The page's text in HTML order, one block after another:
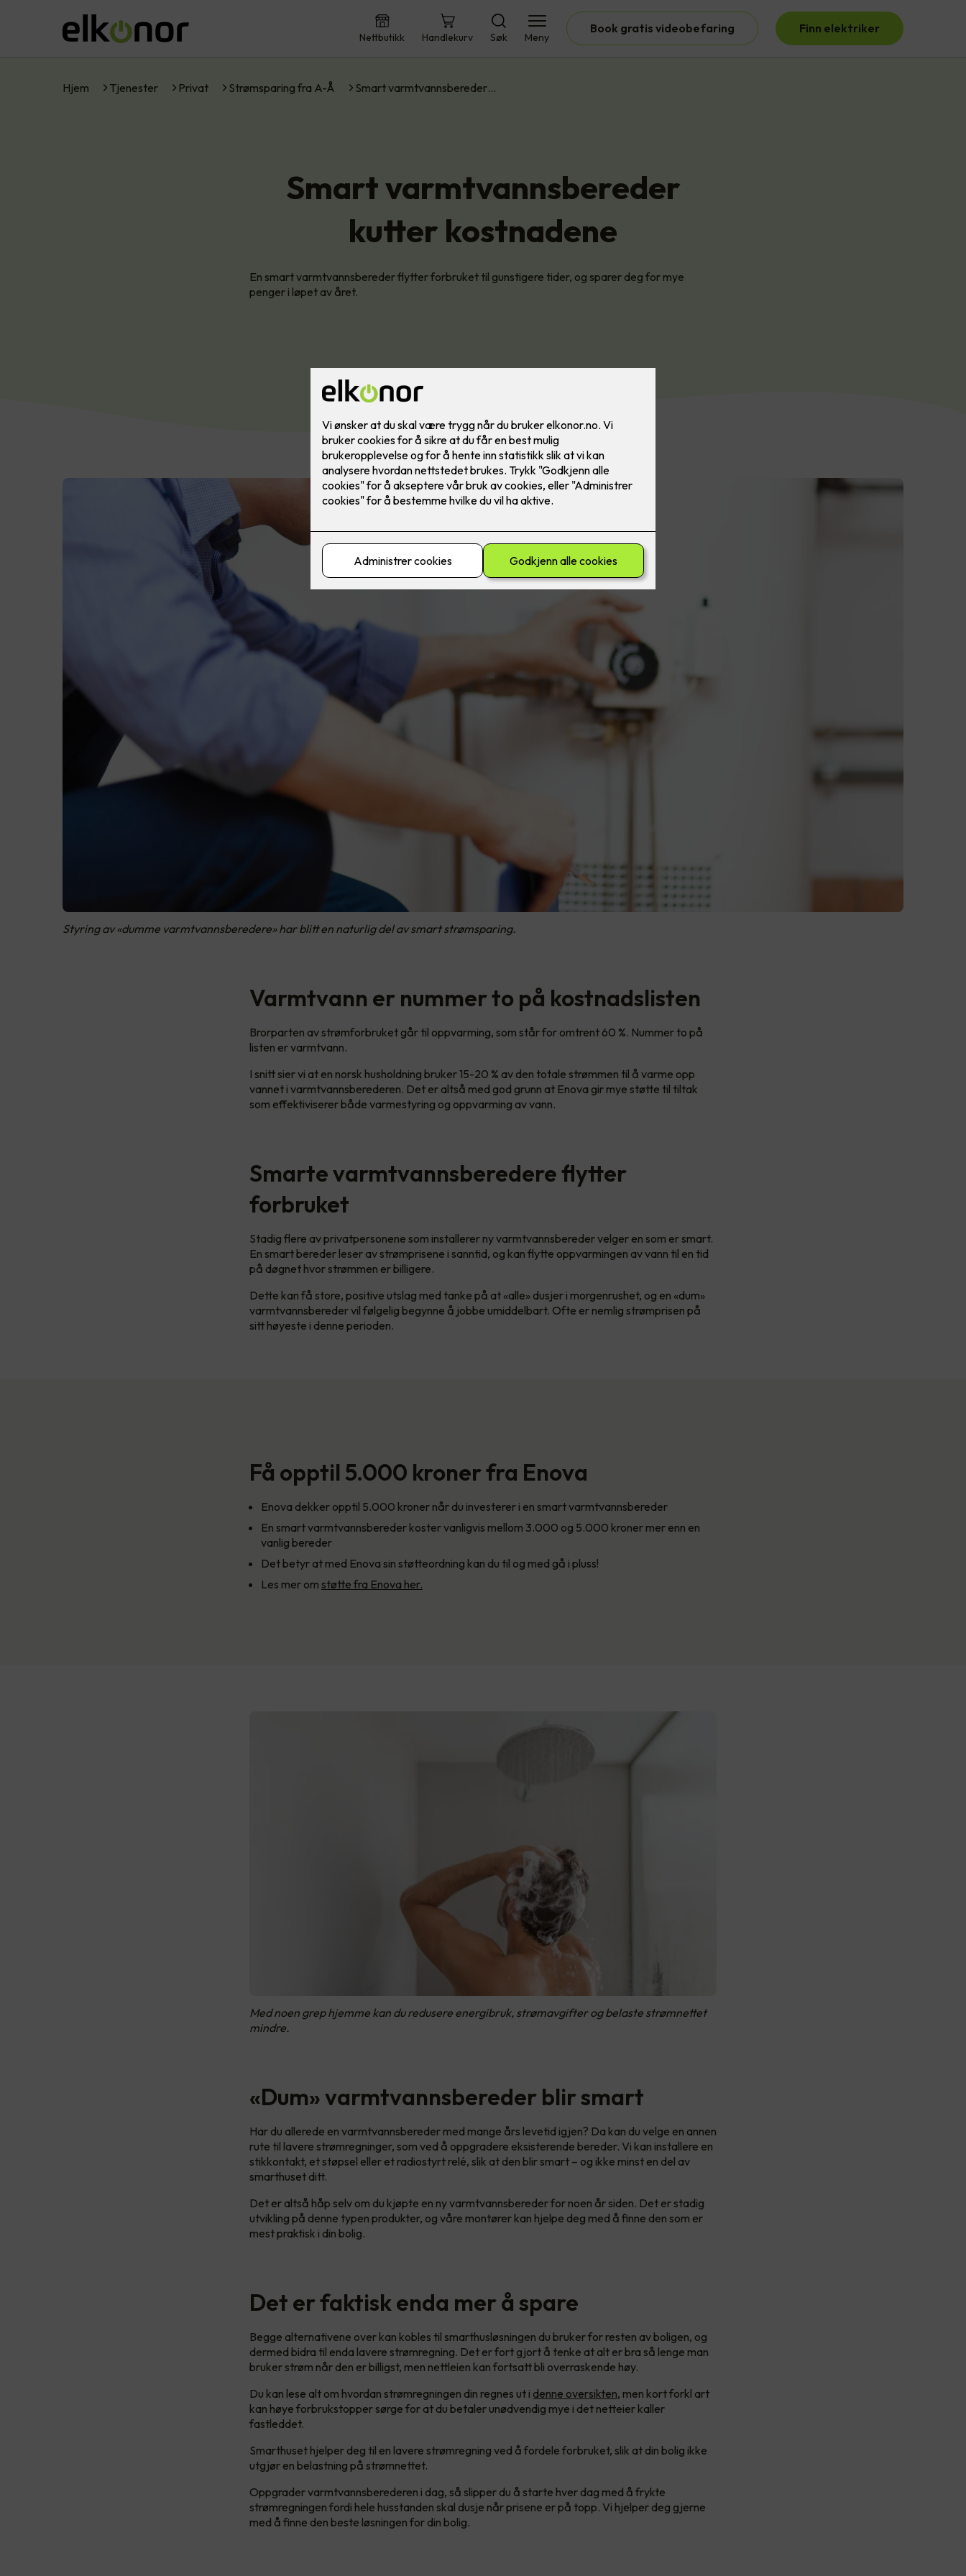
Nettbutikk Handlekurv Søk Meny
Book gratis videobefaring Finn elektriker
Hjem Tjenester Privat Strømsparing fra A-Å Smart varmtvannsbereder…
Smart varmtvannsbereder
kutter kostnadene
En smart varmtvannsbereder flytter forbruket til gunstigere tider, og sparer deg for mye
penger i løpet av året.
Styring av «dumme varmtvannsberedere» har blitt en naturlig del av smart strømsparing.
Varmtvann er nummer to på kostnadslisten
Brorparten av strømforbruket går til oppvarming, som står for omtrent 60 %. Nummer to på
listen er varmtvann.
I snitt sier vi at en norsk husholdning bruker 15-20 % av den totale strømmen til å varme opp
vannet i varmtvannsberederen. Det er altså med god grunn at Enova gir mye støtte til tiltak
som effektiviserer både varmestyring og oppvarming av vann.
Smarte varmtvannsberedere flytter
forbruket
Stadig flere av privatpersonene som installerer ny varmtvannsbereder velger en som er smart.
En smart bereder leser av strømprisene i sanntid, og kan flytte oppvarmingen av vann til en tid
på døgnet hvor strømmen er billigere.
Dette kan få store, positive utslag med tanke på at «alle» dusjer i morgenrushet, og en «dum»
varmtvannsbereder vil følgelig begynne å jobbe umiddelbart. Ofte er nemlig strømprisen på
sitt høyeste i denne perioden.
Få opptil 5.000 kroner fra Enova
Enova dekker opptil 5.000 kroner når du investerer i en smart varmtvannsbereder
En smart varmtvannsbereder koster vanligvis mellom 3.000 og 5.000 kroner mer enn en
vanlig bereder
Det betyr at med Enova sin støtteordning kan du til og med gå i pluss!
Les mer om støtte fra Enova her.
Med noen grep hjemme kan du redusere energibruk, strømavgifter og belaste strømnettet
mindre.
«Dum» varmtvannsbereder blir smart
Har du allerede en varmtvannsbereder med mange års levetid igjen? Da kan du velge en annen
rute til lavere strømregninger, som ved å oppgradere eksisterende bereder. Vi kan installere en
stikkontakt, et støpsel eller et radiostyrt relé, slik at den blir smart – og ikke minst en del av
smarthuset ditt.
Det er altså håp selv om du kjøpte en ny varmtvannsbereder for noen år siden. Det er stadig
utvikling på denne typen produkter, og våre montører kan hjelpe deg med å finne den som er
mest praktisk i din bolig.
Det er faktisk enda mer å spare
Begge alternativene over kan kobles til smarthusløsningen du bruker for resten av boligen, og
dermed bidra til enda lavere strømregning. Det er fort gjort å tenke at alt er bra så lenge man
bruker strøm når den er billigst, men nettleien kan fortsatt bli overraskende høy.
Du kan lese alt om hvordan strømregningen din regnes ut i denne oversikten, men kort forkl art
kan høye forbrukstopper sørge for at du betaler unødvendig mye i det netteier kaller
fastleddet.
Smarthuset hjelper deg til en lavere strømregning ved å fordele forbruket, slik at din bolig ikke
utgjør en belastning på strømnettet.
Oppgrader varmtvannsberederen i dag, så slipper du å starte hver dag med å frykte
strømregningen fordi hele husstanden skal dusje når prisene er på topp. Vi hjelper deg gjerne
med å finne den beste løsningen for din bolig.